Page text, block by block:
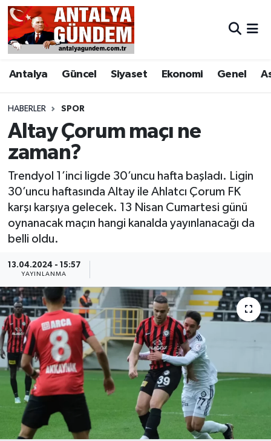
Antalya Güncel Siyaset Ekonomi Genel
HABERLER SPOR
Altay Çorum maçı ne
zaman?
Trendyol 1’inci ligde 30’uncu hafta başladı. Ligin
30’uncu haftasında Altay ile Ahlatcı Çorum FK
karşı karşıya gelecek. 13 Nisan Cumartesi günü
oynanacak maçın hangi kanalda yayınlanacağı da
belli oldu.
13.04.2024 - 15:57
YAYINLANMA
Antalya
Asayiş
Bilim & Teknoloji
Bölge
EĞİTİM
Görüntülü Haber
Güncel
Kültür & Sanat
Magazin
Resmi İlan
Sağlık & Yaşam
Antalya Nöbetçi Eczaneler
Antalya Hava Durumu
Antalya Namaz Vakitleri
Antalya Trafik Yoğunluk Haritası
Süper Lig Puan Durumu ve Fikstür
Son Dakika Haberleri
Haber Arşivi